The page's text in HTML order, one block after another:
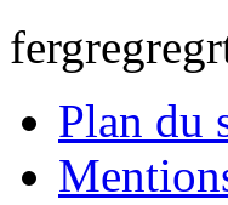
Plan du